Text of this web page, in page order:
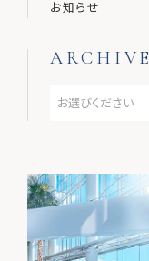
お知らせ
ARCHIVE